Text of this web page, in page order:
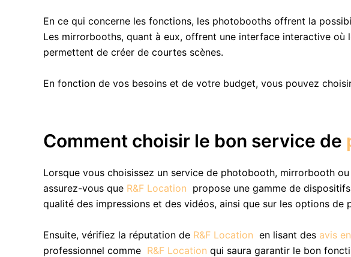
En ce qui concerne les fonctions, les photobooths offrent la
Les mirrorbooths, quant à eux, offrent une interface interactive
permettent de créer de courtes scènes.
En fonction de vos besoins et de votre budget, vous pouvez
Comment choisir le bon service de
Lorsque vous choisissez un service de photobooth, mirrorbooth
assurez-vous que R&F Location propose une gamme de
qualité des impressions et des vidéos, ainsi que sur les options de
Ensuite, vérifiez la réputation de R&F Location en lisant des avis
professionnel comme R&F Location qui saura garantir le bon